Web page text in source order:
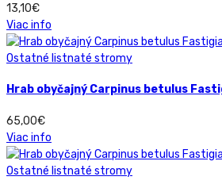
13,10€
Viac info
Ostatné listnaté stromy
Hrab obyčajný Carpinus betulus
65,00€
Viac info
Ostatné listnaté stromy